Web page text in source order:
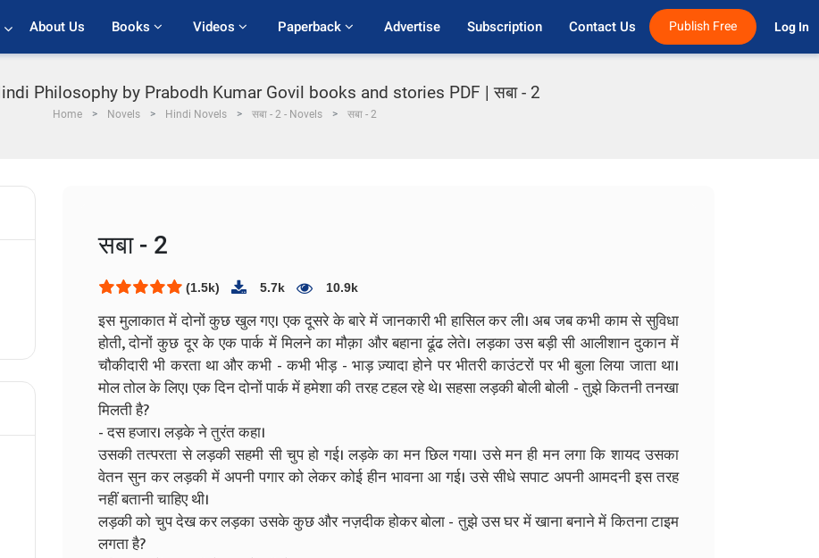
About Us Books Videos Paperback Advertise Subscription Contact Us Publish Free Log In
Philosophy by Prabodh Kumar Govil books and stories PDF | सबा - 2
Home Novels Hindi Novels सबा - 2 - Novels सबा - 2
सबा - 2
(1.5k) 5.7k 10.9k
इस मुलाकात में दोनों कुछ खुल गए। एक दूसरे के बारे में जानकारी भी हासिल कर ली। अब जब कभी काम से सुविधा
होती, दोनों कुछ दूर के एक पार्क में मिलने का मौक़ा और बहाना ढूंढ लेते। लड़का उस बड़ी सी आलीशान दुकान में
चौकीदारी भी करता था और कभी - कभी भीड़ - भाड़ ज़्यादा होने पर भीतरी काउंटरों पर भी बुला लिया जाता था।
मोल तोल के लिए।एक दिन दोनों पार्क में हमेशा की तरह टहल रहे थे। सहसा लड़की बोली बोली - तुझे कितनी तनखा
मिलती है?
- दस हजार। लड़के ने तुरंत कहा।
उसकी तत्परता से लड़की सहमी सी चुप हो गई। लड़के का मन छिल गया। उसे मन ही मन लगा कि शायद उसका
वेतन सुन कर लड़की में अपनी पगार को लेकर कोई हीन भावना आ गई। उसे सीधे सपाट अपनी आमदनी इस तरह
नहीं बतानी चाहिए थी।
लड़की को चुप देख कर लड़का उसके कुछ और नज़दीक होकर बोला - तुझे उस घर में खाना बनाने में कितना टाइम
लगता है?